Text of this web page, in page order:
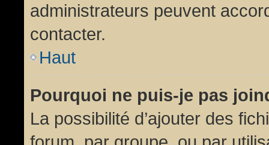
administrateurs peuvent
contacter.
Haut
Pourquoi ne puis-je pas
La possibilité d’ajouter des